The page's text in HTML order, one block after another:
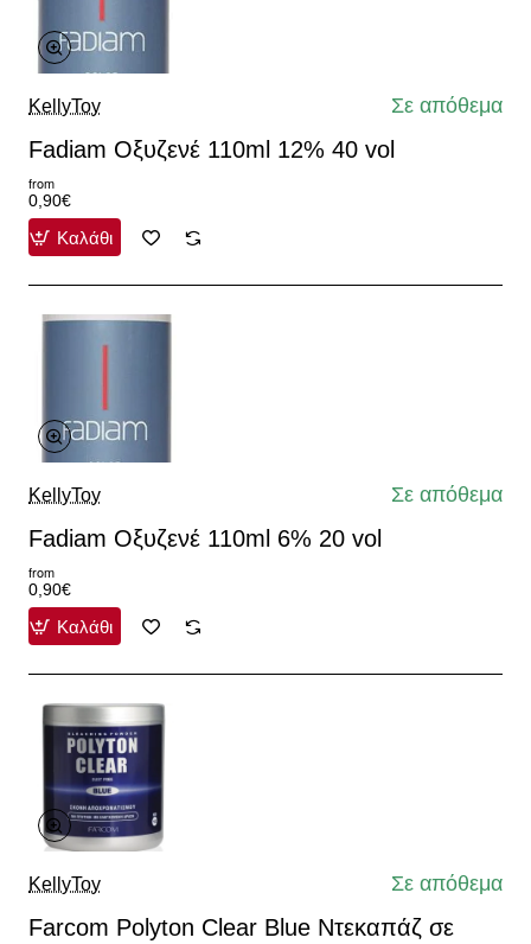
KellyToy Σε απόθεμα
Fadiam Οξυζενέ 110ml 12% 40 vol
from
0,90€
Καλάθι
KellyToy Σε απόθεμα
Fadiam Οξυζενέ 110ml 6% 20 vol
from
0,90€
Καλάθι
KellyToy Σε απόθεμα
Farcom Polyton Clear Blue Ντεκαπάζ σε